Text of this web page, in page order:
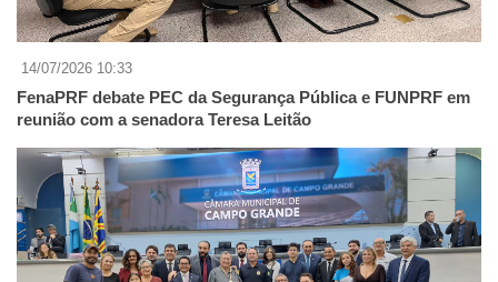
14/07/2026 10:33
FenaPRF debate PEC da Segurança Pública e FUNPRF em
reunião com a senadora Teresa Leitão